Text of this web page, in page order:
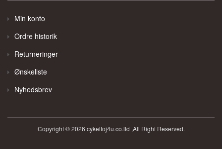
Min konto
Ordre historik
Returneringer
Ønskeliste
Nyhedsbrev
Copyright © 2026 cykeltoj4u.co.ltd ,All Right Reserved.